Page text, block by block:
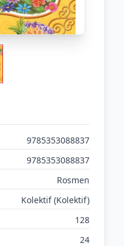
9785353088837
9785353088837
Rosmen
Kolektif (Kolektif)
128
24